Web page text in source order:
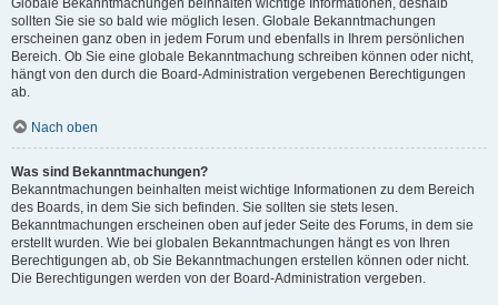
Globale Bekanntmachungen beinhalten wichtige Informationen, deshalb
sollten Sie sie so bald wie möglich lesen. Globale Bekanntmachungen
erscheinen ganz oben in jedem Forum und ebenfalls in Ihrem persönlichen
Bereich. Ob Sie eine globale Bekanntmachung schreiben können oder nicht,
hängt von den durch die Board-Administration vergebenen Berechtigungen
ab.
Nach oben
Was sind Bekanntmachungen?
Bekanntmachungen beinhalten meist wichtige Informationen zu dem Bereich
des Boards, in dem Sie sich befinden. Sie sollten sie stets lesen.
Bekanntmachungen erscheinen oben auf jeder Seite des Forums, in dem sie
erstellt wurden. Wie bei globalen Bekanntmachungen hängt es von Ihren
Berechtigungen ab, ob Sie Bekanntmachungen erstellen können oder nicht.
Die Berechtigungen werden von der Board-Administration vergeben.